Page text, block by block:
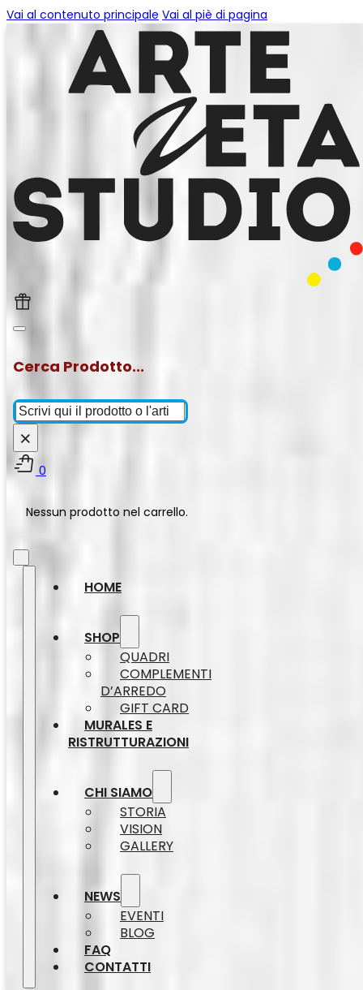
Vai al contenuto principale Vai al piè di pagina
Cerca Prodotto...
Cerca
×
0
Nessun prodotto nel carrello.
HOME
SHOP
QUADRI
COMPLEMENTI
D’ARREDO
GIFT CARD
MURALES E
RISTRUTTURAZIONI
CHI SIAMO
STORIA
VISION
GALLERY
NEWS
EVENTI
BLOG
FAQ
CONTATTI